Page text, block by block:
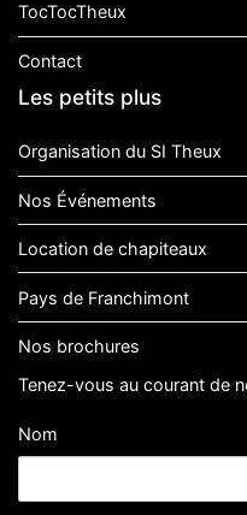
TocTocTheux
Contact
Les petits plus
Organisation du SI Theux
Nos Événements
Location de chapiteaux
Pays de Franchimont
Nos brochures
Tenez-vous au courant de
Nom